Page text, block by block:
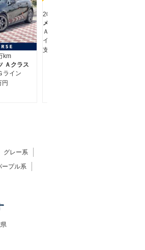
Ａクラス
ＡＭＧラ
円
メルセデス・ベンツ Ａクラス
Ａ２００ｄ ＡＭＧライン
支払総額
グレー系
ープル系